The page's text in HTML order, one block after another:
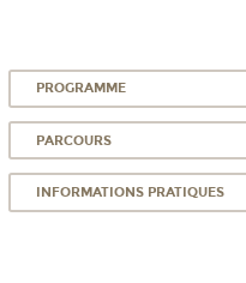
PROGRAMME
PARCOURS
INFORMATIONS PRATIQUES